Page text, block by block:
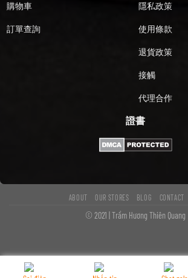
購物車
訂單查詢
隱私政策
使用條款
退貨政策
接觸
代理合作
證書
ABOUT OUR STORES BLOG CONTACT
© 2021 | Trầm Hương Thiên Quang